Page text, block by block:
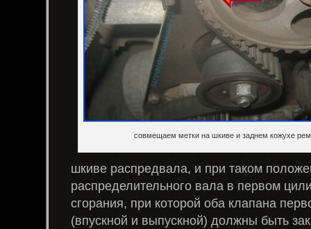
совмещаем метки на шкиве и заднем кожухе
шкиве распредвала, и при таком
распределительного вала в первом
сгорания, при которой оба клапана
(впускной и выпускной) должны быть